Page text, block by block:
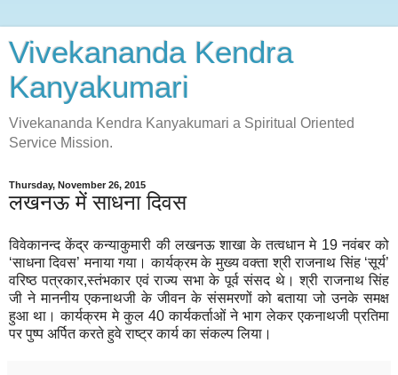
Vivekananda Kendra
Kanyakumari
Vivekananda Kendra Kanyakumari a Spiritual Oriented
Service Mission.
Thursday, November 26, 2015
लखनऊ में साधना दिवस
विवेकानन्द केंद्र कन्याकुमारी की लखनऊ शाखा के तत्वधान मे 19 नवंबर को
‘साधना दिवस’ मनाया गया। कार्यक्रम के मुख्य वक्ता श्री राजनाथ सिंह ‘सूर्य’
वरिष्ठ पत्रकार,स्तंभकार एवं राज्य सभा के पूर्व संसद थे। श्री राजनाथ सिंह
जी ने माननीय एकनाथजी के जीवन के संसमरणों को बताया जो उनके समक्ष
हुआ था। कार्यक्रम मे कुल 40 कार्यकर्ताओं ने भाग लेकर एकनाथजी प्रतिमा
पर पुष्प अर्पित करते हुवे राष्ट्र कार्य का संकल्प लिया।